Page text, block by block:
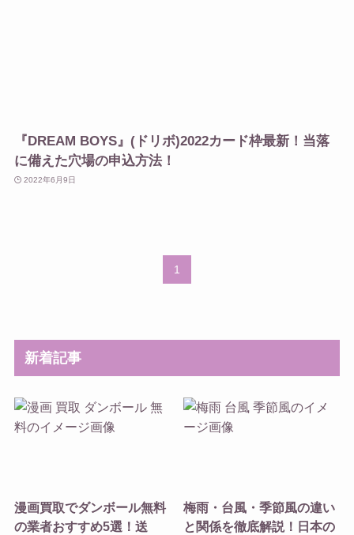
『DREAM BOYS』(ドリボ)2022カード枠最新！当落
に備えた穴場の申込方法！
2022年6月9日
1
新着記事
漫画買取でダンボール無料
の業者おすすめ5選！送
梅雨・台風・季節風の違い
と関係を徹底解説！日本の